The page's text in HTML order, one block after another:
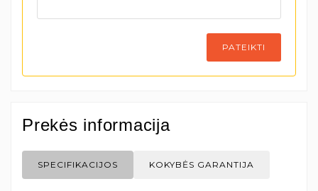
PATEIKTI
Prekės informacija
SPECIFIKACIJOS KOKYBĖS GARANTIJA